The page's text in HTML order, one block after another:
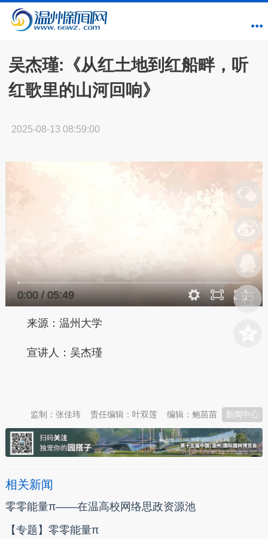
吴杰瑾:《从红土地到红船畔，听
红歌里的山河回响》
2025-08-13 08:59:00
0:00/05:49
来源：温州大学
宣讲人：吴杰瑾
新闻中心
编辑：鲍苗苗
责任编辑：叶双莲
监制：张佳玮
相关新闻
零零能量π——在温高校网络思政资源池
【专题】零零能量π